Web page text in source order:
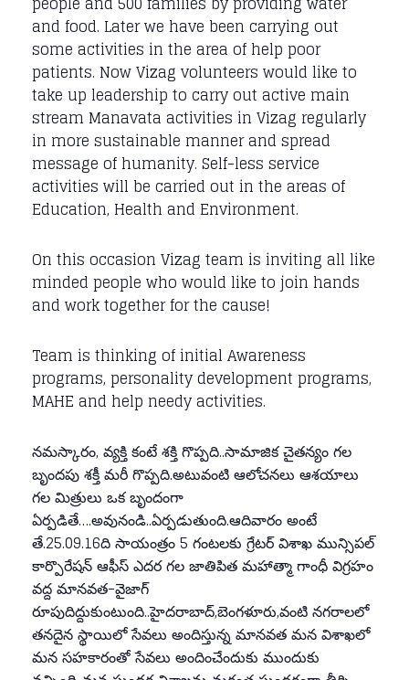
and food. Later we have been carrying out
some activities in the area of help poor
patients. Now Vizag volunteers would like to
take up leadership to carry out active main
stream Manavata activities in Vizag regularly
in more sustainable manner and spread
message of humanity. Self-less service
activities will be carried out in the areas of
Education, Health and Environment.
On this occasion Vizag team is inviting all like
minded people who would like to join hands
and work together for the cause!
Team is thinking of initial Awareness
programs, personality development programs,
MAHE and help needy activities.
నమస్కారం, వ్యక్తి కంటే శక్తి గొప్పది..సామాజిక చైతన్యం గల
బృందపు శక్తీ మరీ గొప్పది.అటువంటి ఆలోచనలు ఆశయాలు
గల మిత్రులు ఒక బృందంగా
ఏర్పడితే….అవునండి..ఏర్పడుతుంది.ఆదివారం అంటే
తే.25.09.16ది సాయంత్రం 5 గంటలకు గ్రేటర్ విశాఖ మున్సిపల్
కార్పొరేషన్ ఆఫీస్ ఎదర గల జాతిపిత మహాత్మా గాంధీ విగ్రహం
వద్ద మానవత-వైజాగ్
రూపుదిద్దుకుంటుంది..హైదరాబాద్,బెంగళూరు,వంటి నగరాలలో
తనదైన స్థాయిలో సేవలు అందిస్తున్న మానవత మన విశాఖలో
మన సహకారంతో సేవలు అందించేందుకు ముందుకు